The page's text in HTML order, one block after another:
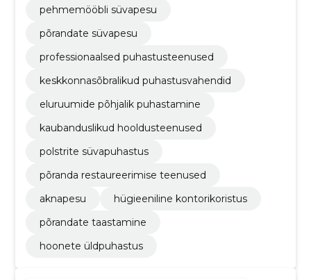
pehmemööbli süvapesu
põrandate süvapesu
professionaalsed puhastusteenused
keskkonnasõbralikud puhastusvahendid
eluruumide põhjalik puhastamine
kaubanduslikud hooldusteenused
polstrite süvapuhastus
põranda restaureerimise teenused
aknapesu
hügieeniline kontorikoristus
põrandate taastamine
hoonete üldpuhastus